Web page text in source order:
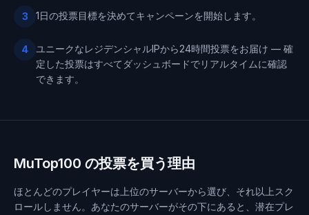
3 1日の投票目標を決めてキャンペーンを開始します。
4
ユニークなレジデンシャルIPから24時間投票をお届け — 確
定した投票はすべてダッシュボードでリアルタイムに確認
できます。
MuTop100 の投票を買う理由
ほとんどのプレイヤーは上位のサーバーから選び、それ以上スク
ロールしません。あなたのサーバーがその下にあると、潜在プレ